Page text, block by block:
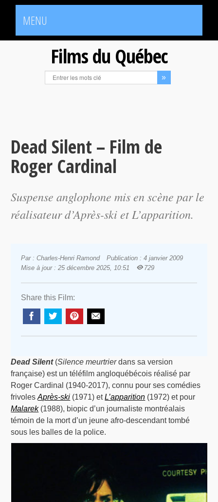
MENU
Films du Québec
Dead Silent – Film de
Roger Cardinal
Suspense anglophone mis en scène par le
réalisateur d’Après-skiet L’apparition.
Par : Charles-Henri Ramond
Publication : 4 janvier 2009
Mise à jour : 25 décembre 2025, 10:51
729
Share this Film:
Dead Silent(Silence meurtrierdans sa version
française) est un téléfilm angloquébécois réalisé par
Roger Cardinal (1940-2017), connu pour ses comédies
frivolesAprès-ski (1971) etL’apparition (1972) et pour
Malarek(1988), biopic d’un journaliste montréalais
témoin de la mort d’un jeune afro-descendant tombé
sous les balles de la police.